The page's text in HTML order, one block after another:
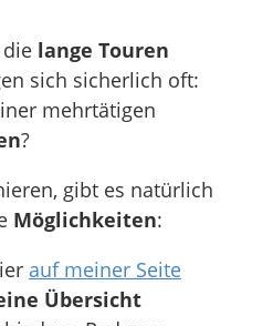
die lange Touren
sich sicherlich oft:
mehrtätigen
?
gibt es natürlich
Möglichkeiten:
auf meiner Seite
Übersicht